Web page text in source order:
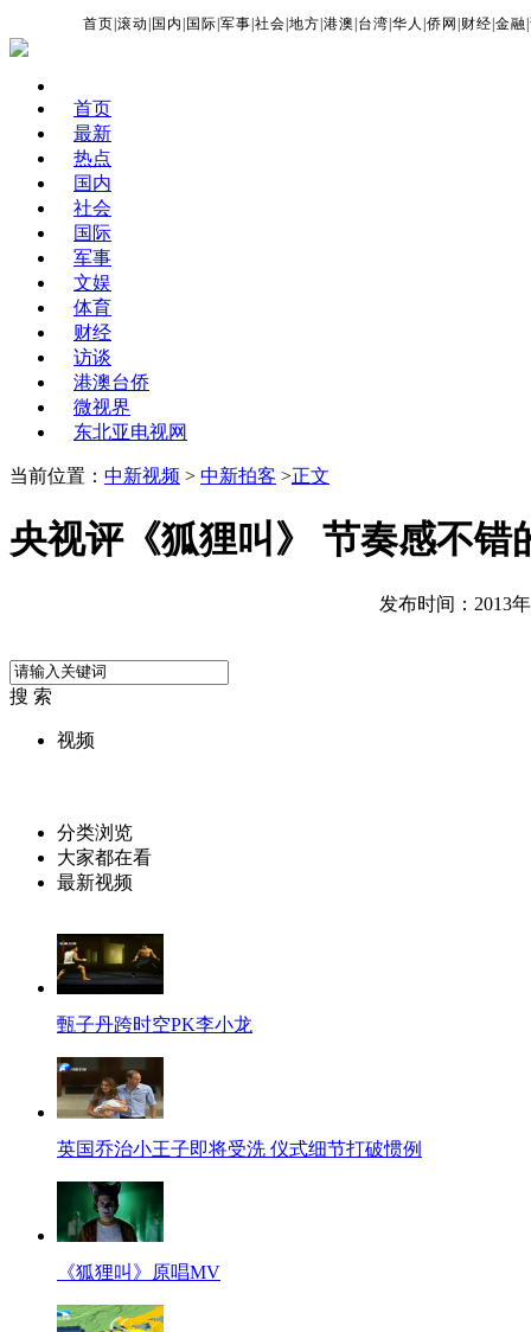
首页 |滚动 国内 国际 |军事 |社会 |地方 |港澳 台湾 |华人 |侨网 财经 |金融 |
首页
最新
热点
国内
社会
国际
军事
文娱
体育
财经
访谈
港澳台侨
微视界
东北亚电视网
当前位置： 中新视频 > 中新拍客 >正文
央视评《狐狸叫》 节奏感不错
发布时间：2013
搜 索
视频
分类浏览
大家都在看
最新视频
甄子丹跨时空PK李小龙
英国乔治小王子即将受洗 仪式细节打破惯例
《狐狸叫》原唱MV